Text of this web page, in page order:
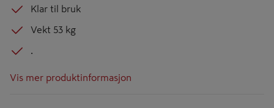
Klar til bruk
Vekt 53 kg
Vis mer produktinformasjon